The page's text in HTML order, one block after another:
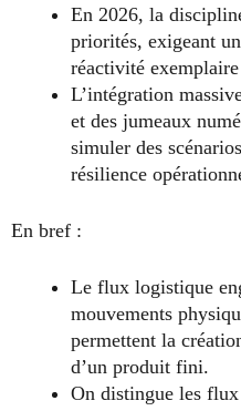
En 2026, la
priorités, exigeant
réactivité
L’intégration
et des jumeaux
simuler des
résilience
En bref :
Le flux logistique
mouvements
permettent la
d’un produit fini.
On distingue les